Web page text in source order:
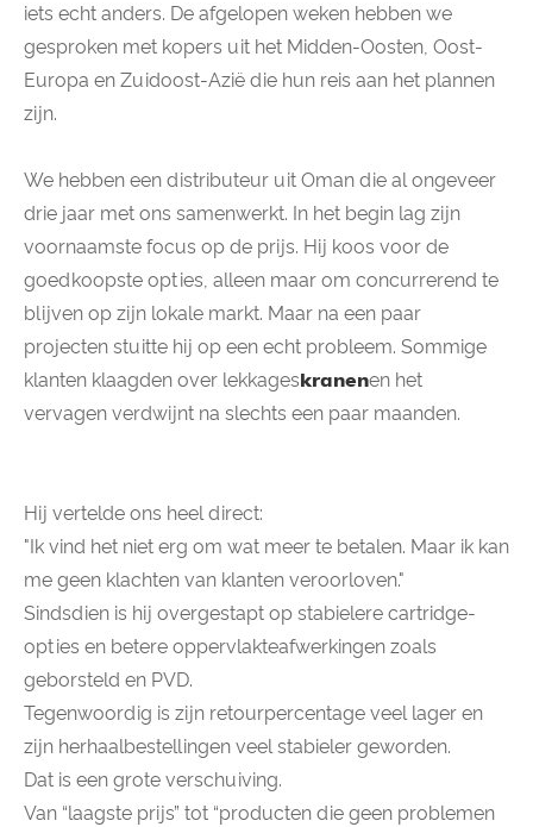
iets echt anders. De afgelopen weken hebben we
gesproken met kopers uit het Midden-Oosten, Oost-
Europa en Zuidoost-Azië die hun reis aan het plannen
zijn.
We hebben een distributeur uit Oman die al ongeveer
drie jaar met ons samenwerkt. In het begin lag zijn
voornaamste focus op de prijs. Hij koos voor de
goedkoopste opties, alleen maar om concurrerend te
blijven op zijn lokale markt. Maar na een paar
projecten stuitte hij op een echt probleem. Sommige
klanten klaagden over lekkageskranenen het
vervagen verdwijnt na slechts een paar maanden.
Hij vertelde ons heel direct:
"Ik vind het niet erg om wat meer te betalen. Maar ik kan
me geen klachten van klanten veroorloven."
Sindsdien is hij overgestapt op stabielere cartridge-
opties en betere oppervlakteafwerkingen zoals
geborsteld en PVD.
Tegenwoordig is zijn retourpercentage veel lager en
zijn herhaalbestellingen veel stabieler geworden.
Dat is een grote verschuiving.
Van “laagste prijs” tot “producten die geen problemen